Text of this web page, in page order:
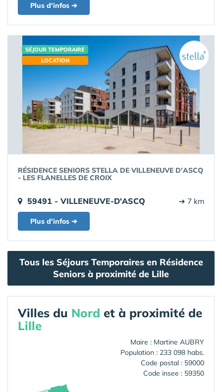
Plus d'infos ➔
SÉJOUR TEMPORAIRE
LOCATION
RÉSIDENCE SENIORS STELLA DE VILLENEUVE D'ASCQ
- LES FLANELLES DE CROIX
59491 - VILLENEUVE-D'ASCQ ➔ 7 km
Plus d'infos ➔
Tous les Séjours Temporaires en Résidence
Seniors à proximité de Lille
Villes du Nord et à proximité de
Lille
Maire : Martine AUBRY
Population : 233 098 habs.
Code postal : 59000
Code insee : 59350